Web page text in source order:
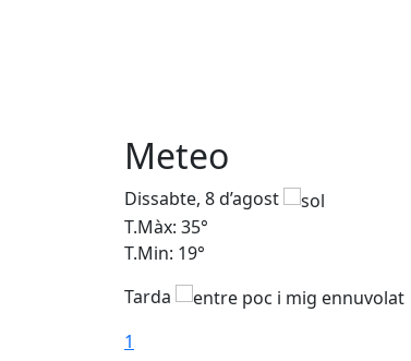
Meteo
Dissabte, 8 d’agost
T.Màx: 35°
T.Min: 19°
Tarda
1